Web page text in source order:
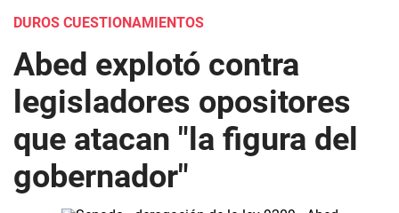
DUROS CUESTIONAMIENTOS
Abed explotó contra
legisladores opositores
que atacan "la figura del
gobernador"